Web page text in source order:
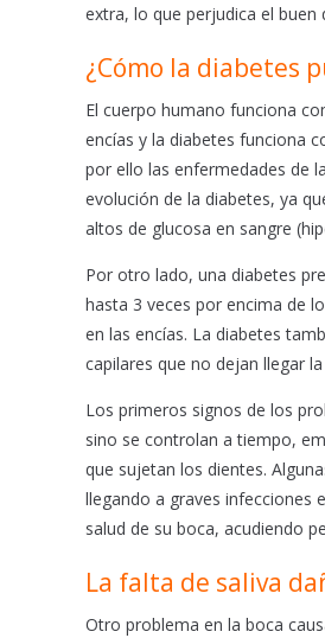
extra, lo que perjudica el
¿Cómo la diabetes
El cuerpo humano funciona
encías y la diabetes funciona
por ello las enfermedades de
evolución de la diabetes, ya
altos de glucosa en sangre
Por otro lado, una diabetes
hasta 3 veces por encima de
en las encías. La diabetes
capilares que no dejan llegar
Los primeros signos de los
sino se controlan a tiempo,
que sujetan los dientes.
llegando a graves infecciones
salud de su boca, acudiendo
La falta de saliva
Otro problema en la boca